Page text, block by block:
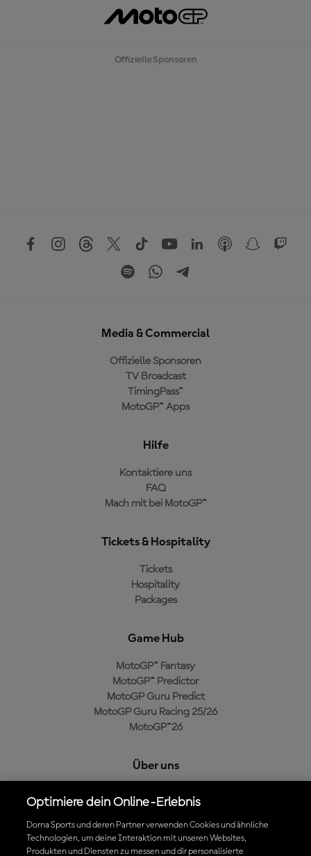
Offizielle Sponsoren
Media & Commercial
Offizielle Sponsoren
TV Broadcast
TimingPass™
MotoGP™ Apps
Hilfe
Kontaktiere uns
FAQ
Mach mit bei MotoGP™
Tickets & Hospitality
Tickets
Hospitality
Packages
Game Hub
MotoGP™ Fantasy
MotoGP™ Predictor
MotoGP Guru Predict
MotoGP Guru Racing 25/26
MotoGP™26
Über uns
Cookie-Richtlinien
Geschäftsbedingungen
Datenschutzrichtlinien
Optimiere dein Online-Erlebnis
Dorna Sports und deren Partner verwenden Cookies und ähnliche
Technologien, um deine Interaktion mit unseren Websites,
Produkten und Diensten zu messen und dir personalisierte